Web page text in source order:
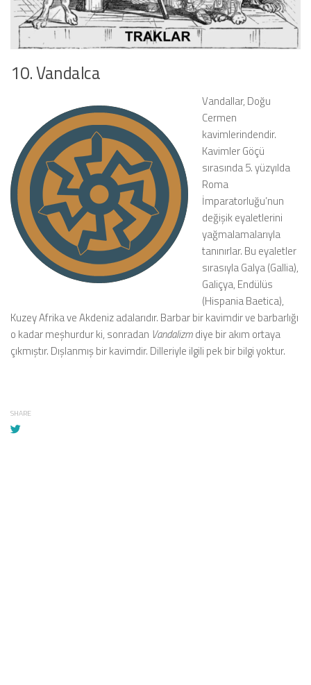
10. Vandalca
Vandallar, Doğu
Cermen
kavimlerindendir.
Kavimler Göçü
sırasında 5. yüzyılda
Roma
İmparatorluğu’nun
değişik eyaletlerini
yağmalamalarıyla
tanınırlar. Bu eyaletler
sırasıyla Galya (Gallia),
Galiçya, Endülüs
(Hispania Baetica),
Kuzey Afrika ve Akdeniz adalarıdır. Barbar bir kavimdir ve barbarlığı
o kadar meşhurdur ki, sonradan Vandalizmdiye bir akım ortaya
çıkmıştır. Dışlanmış bir kavimdir. Dilleriyle ilgili pek bir bilgi yoktur.
SHARE